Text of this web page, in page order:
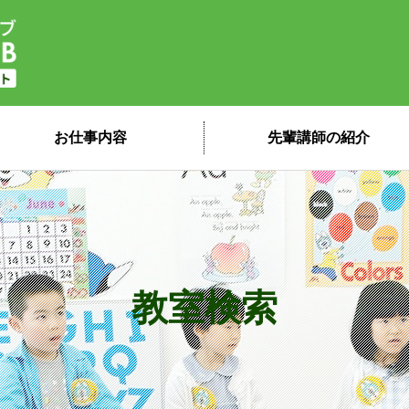
お仕事内容 先輩講師の紹介
教室検索